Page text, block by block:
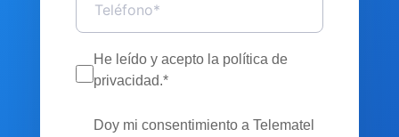
He leído y acepto la política de
privacidad.*
Doy mi consentimiento a Telematel